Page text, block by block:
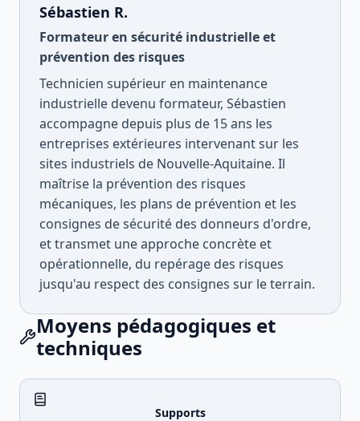
Sébastien R.
Formateur en sécurité industrielle et
prévention des risques
Technicien supérieur en maintenance
industrielle devenu formateur, Sébastien
accompagne depuis plus de 15 ans les
entreprises extérieures intervenant sur les
sites industriels de Nouvelle-Aquitaine. Il
maîtrise la prévention des risques
mécaniques, les plans de prévention et les
consignes de sécurité des donneurs d'ordre,
et transmet une approche concrète et
opérationnelle, du repérage des risques
jusqu'au respect des consignes sur le terrain.
Moyens pédagogiques et
techniques
Supports